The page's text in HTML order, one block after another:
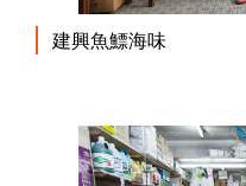
建興魚鰾海味